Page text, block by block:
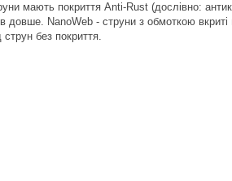
мають покриття Anti-Rust (дослівно:
довше. NanoWeb - струни з обмоткою вкриті
струн без покриття.